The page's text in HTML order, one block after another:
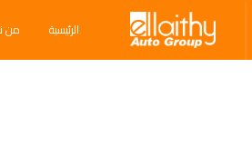
Auto Group
navigation
الرئيسية من